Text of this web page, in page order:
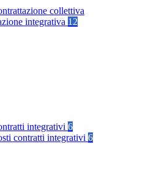
collettiva
integrativa 12
integrativi 6
contratti integrativi 6